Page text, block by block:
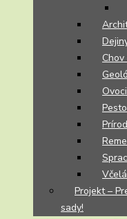
Projekt –
sady!